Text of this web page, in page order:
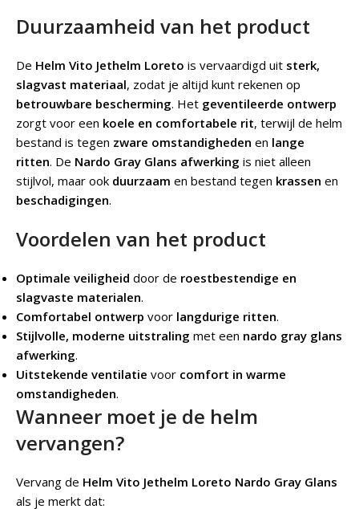
Duurzaamheid van het product
De Helm Vito Jethelm Loreto is vervaardigd uit sterk,
slagvast materiaal, zodat je altijd kunt rekenen op
betrouwbare bescherming. Het geventileerde ontwerp
zorgt voor een koele en comfortabele rit, terwijl de helm
bestand is tegen zware omstandigheden en lange
ritten. De Nardo Gray Glans afwerking is niet alleen
stijlvol, maar ook duurzaam en bestand tegen krassen en
beschadigingen.
Voordelen van het product
Optimale veiligheid door de roestbestendige en
slagvaste materialen.
Comfortabel ontwerp voor langdurige ritten.
Stijlvolle, moderne uitstraling met een nardo gray glans
afwerking.
Uitstekende ventilatie voor comfort in warme
omstandigheden.
Wanneer moet je de helm
vervangen?
Vervang de Helm Vito Jethelm Loreto Nardo Gray Glans
als je merkt dat: